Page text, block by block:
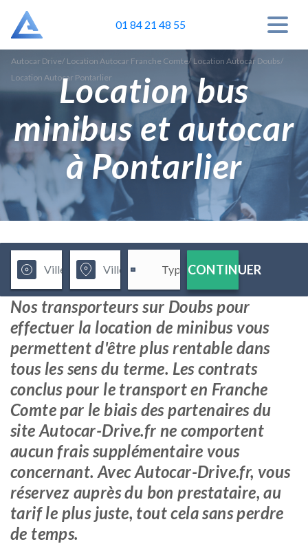
01 84 21 48 55
Autocar Drive/ Location Autocar Franche Comte/ Location Autocar Doubs/
Location Autocar Pontarlier
Location bus
minibus et autocar
à Pontarlier
CONTINUER
Nos transporteurs sur Doubs pour
effectuer la location de minibus vous
permettent d'être plus rentable dans
tous les sens du terme. Les contrats
conclus pour le transport en Franche
Comte par le biais des partenaires du
site Autocar-Drive.fr ne comportent
aucun frais supplémentaire vous
concernant. Avec Autocar-Drive.fr, vous
réservez auprès du bon prestataire, au
tarif le plus juste, tout cela sans perdre
de temps.